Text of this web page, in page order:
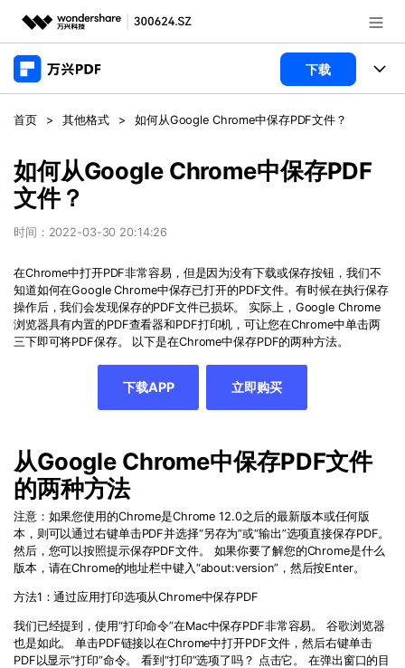
推荐产品
政企服务
新闻中心
关于万兴
帮助中心
客服热线：4000-300624
下载
产品
桌面端
万兴PDF Windows版
万兴PDF Mac版
移动端
万兴PDF 安卓版
万兴PDF iOS版
申请试用
功能
PDF新功能
PDF编辑器
PDF合并工具
PDF转换器
PDF批量工具
PDF提取页面
PDF表格
PDF页面调整
PDF文件创建
商业合作
企业采购
经销商招募
产品支持
用户指南
下载中心
产品资讯
01.热门软件
02.转换PDF
查看更多 >
登录 立即购买
首页 > 其他格式 > 如何从Google Chrome中保存PDF文件？
如何从Google Chrome中保存PDF
文件？
时间：2022-03-30 20:14:26
在Chrome中打开PDF非常容易，但是因为没有下载或保存按钮，我们不
知道如何在Google Chrome中保存已打开的PDF文件。有时候在执行保存
操作后，我们会发现保存的PDF文件已损坏。 实际上， Google Chrome
浏览器具有内置的PDF查看器和PDF打印机，可让您在Chrome中单击两
三下即可将PDF保存。 以下是在Chrome中保存PDF的两种方法。
下载APP 立即购买
从Google Chrome中保存PDF文件
的两种方法
注意：如果您使用的Chrome是Chrome 12.0之后的最新版本或任何版
本，则可以通过右键单击PDF并选择“另存为”或“输出”选项直接保存PDF。
然后，您可以按照提示保存PDF文件。 如果你要了解您的Chrome是什么
版本，请在Chrome的地址栏中键入“about:version”，然后按Enter。
方法1 ：通过应用打印选项从Chrome中保存PDF
我们已经提到，使用“打印命令”在Mac中保存PDF非常容易。 谷歌浏览器
也是如此。 单击PDF链接以在Chrome中打开PDF文件，然后右键单击
PDF以显示“打印”命令。 看到“打印”选项了吗？ 点击它。 在弹出窗口的目